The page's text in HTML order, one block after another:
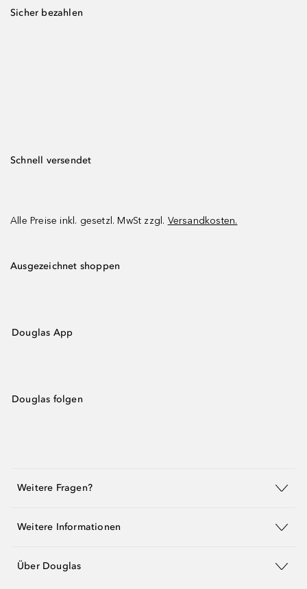
Sicher bezahlen
Schnell versendet
Alle Preise inkl. gesetzl. MwSt zzgl. Versandkosten.
Ausgezeichnet shoppen
Douglas App
Douglas folgen
Weitere Fragen?
Weitere Informationen
Über Douglas